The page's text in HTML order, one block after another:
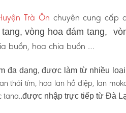
Trà Ôn chuyên cung cấp
vòng hoa đám tang,
buồn, hoa chia buồn …
đa dạng, được làm từ nhiều
thái tím, hoa lan hồ điệp, lan
tana..được nhập trực tiếp từ Đà